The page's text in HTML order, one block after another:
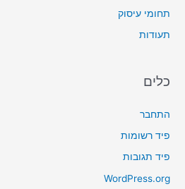
תחומי עיסוק
תעודות
כלים
התחבר
פיד רשומות
פיד תגובות
WordPress.org